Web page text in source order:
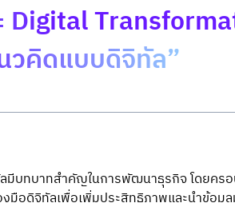
Digital
วคิดแบบดิจิทัล”
ลมีบทบาทสำคัญในการพัฒนาธุรกิจ โดยคร